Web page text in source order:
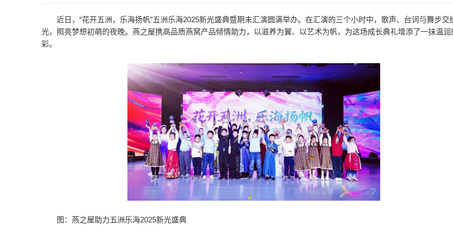
近日，“花开五洲，乐海扬帆”五洲乐海2025新光盛典暨期末汇演圆满举办。在汇演的三个小时中，歌声、台词与舞步交
光，照亮梦想初萌的夜晚。燕之屋携高品质燕窝产品倾情助力，以滋养为翼、以艺术为帆，为这场成长典礼增添了一抹温润
彩。
图：燕之屋助力五洲乐海2025新光盛典